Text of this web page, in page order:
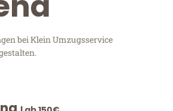
bei Klein Umzugsservice